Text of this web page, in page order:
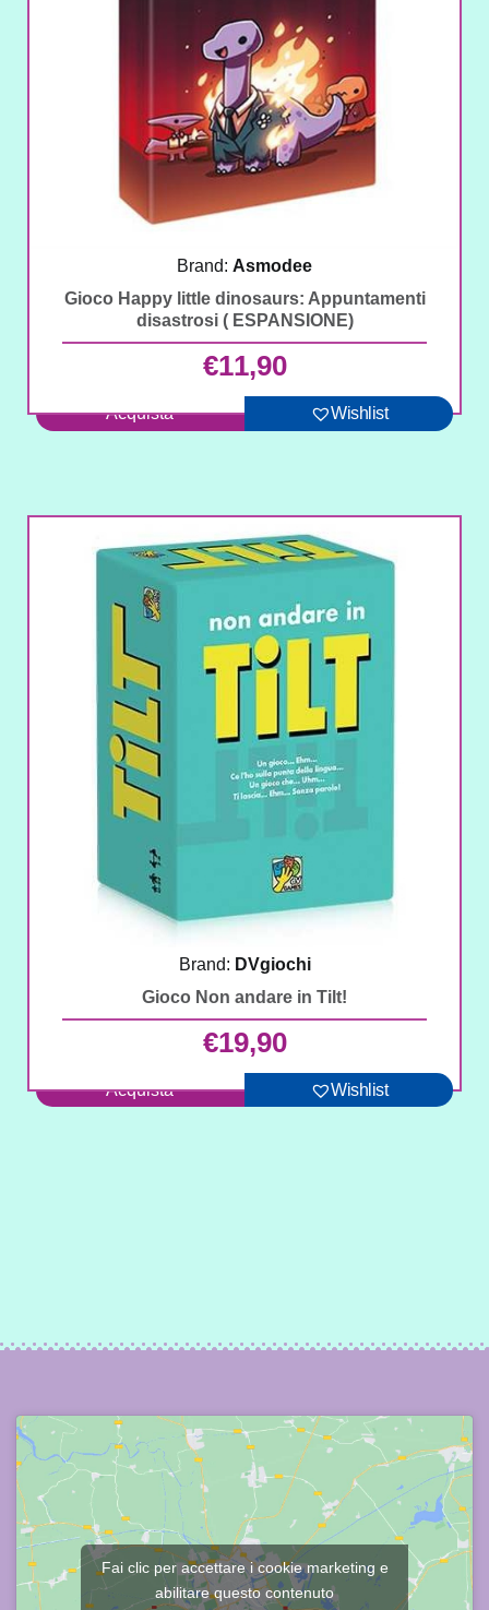
Brand: Asmodee
Gioco Happy little dinosaurs: Appuntamenti
disastrosi ( ESPANSIONE)
€11,90
Acquista Wishlist
Brand: DVgiochi
Gioco Non andare in Tilt!
€19,90
Acquista Wishlist
Fai clic per accettare i cookie marketing e
abilitare questo contenuto